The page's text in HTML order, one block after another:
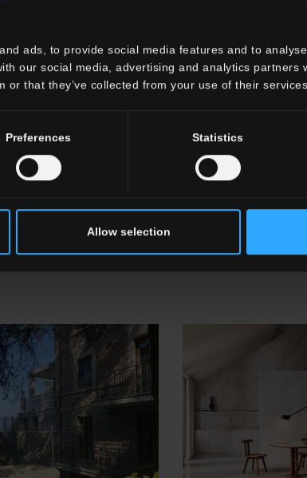
ads, to provide social media features and to
our social media, advertising and analytics partners
or that they’ve collected from your use of their services.
Preferences Statistics
Allow selection